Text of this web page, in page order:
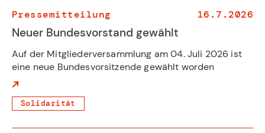
Pressemitteilung 16.7.2026
Neuer Bundesvorstand gewählt
Auf der Mitgliederversammlung am 04. Juli 2026 ist
eine neue Bundesvorsitzende gewählt worden
Solidarität